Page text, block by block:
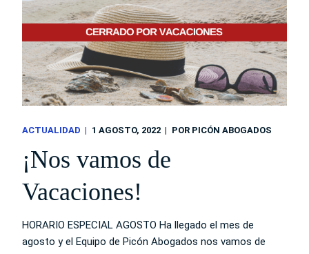
ACTUALIDAD 1 AGOSTO, 2022 POR PICÓN ABOGADOS
¡Nos vamos de
Vacaciones!
HORARIO ESPECIAL AGOSTO Ha llegado el mes de
agosto y el Equipo de Picón Abogados nos vamos de